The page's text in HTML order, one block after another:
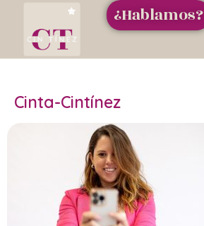
¿Hablamos?
Cinta-Cintínez